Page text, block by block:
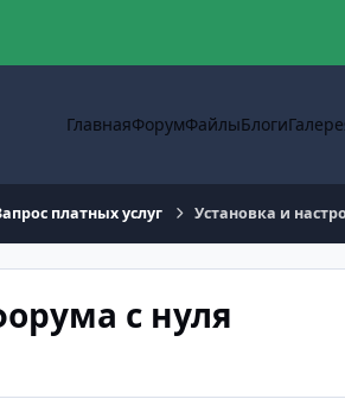
ГлавнаяФорумФайлыБлоги
платных услуг Установка и
с нуля